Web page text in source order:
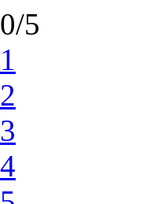
0/5
1
2
3
4